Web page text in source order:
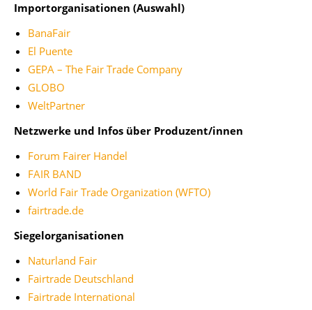
Importorganisationen (Auswahl)
BanaFair
El Puente
GEPA – The Fair Trade Company
GLOBO
WeltPartner
Netzwerke und Infos über Produzent/innen
Forum Fairer Handel
FAIR BAND
World Fair Trade Organization (WFTO)
fairtrade.de
Siegelorganisationen
Naturland Fair
Fairtrade Deutschland
Fairtrade International